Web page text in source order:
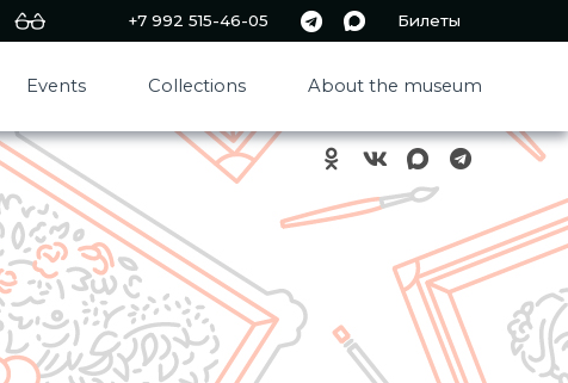
+7 992 515-46-05 Билеты
Events Collections About the museum